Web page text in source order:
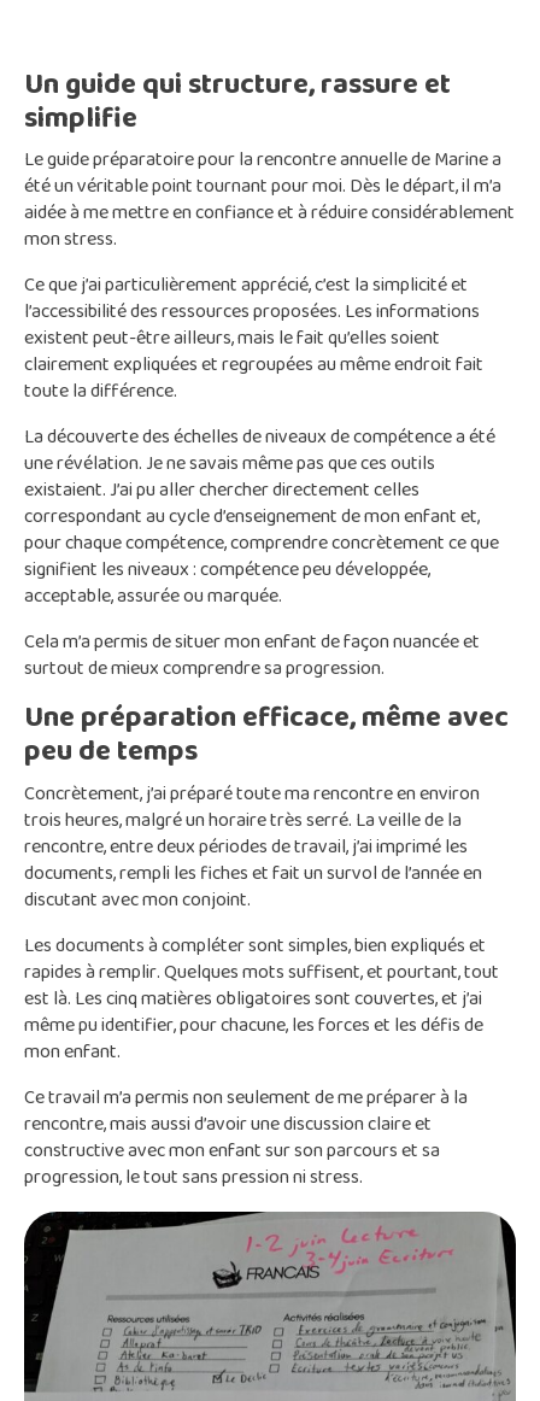
Un guide qui structure, rassure et
simplifie
Le guide préparatoire pour la rencontre annuelle de Marine a
été un véritable point tournant pour moi. Dès le départ, il m’a
aidée à me mettre en confiance et à réduire considérablement
mon stress.
Ce que j’ai particulièrement apprécié, c’est la simplicité et
l’accessibilité des ressources proposées. Les informations
existent peut-être ailleurs, mais le fait qu’elles soient
clairement expliquées et regroupées au même endroit fait
toute la différence.
La découverte des échelles de niveaux de compétence a été
une révélation. Je ne savais même pas que ces outils
existaient. J’ai pu aller chercher directement celles
correspondant au cycle d’enseignement de mon enfant et,
pour chaque compétence, comprendre concrètement ce que
signifient les niveaux : compétence peu développée,
acceptable, assurée ou marquée.
Cela m’a permis de situer mon enfant de façon nuancée et
surtout de mieux comprendre sa progression.
Une préparation efficace, même avec
peu de temps
Concrètement, j’ai préparé toute ma rencontre en environ
trois heures, malgré un horaire très serré. La veille de la
rencontre, entre deux périodes de travail, j’ai imprimé les
documents, rempli les fiches et fait un survol de l’année en
discutant avec mon conjoint.
Les documents à compléter sont simples, bien expliqués et
rapides à remplir. Quelques mots suffisent, et pourtant, tout
est là. Les cinq matières obligatoires sont couvertes, et j’ai
même pu identifier, pour chacune, les forces et les défis de
mon enfant.
Ce travail m’a permis non seulement de me préparer à la
rencontre, mais aussi d’avoir une discussion claire et
constructive avec mon enfant sur son parcours et sa
progression, le tout sans pression ni stress.